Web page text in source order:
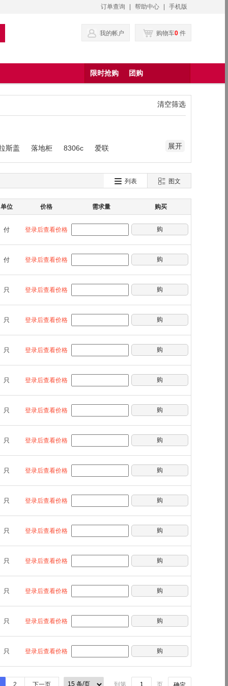
订单查询 帮助中心 手机版
购物车0 件
我的帐户
限时抢购 团购
清空筛选
斯盖 落地柜 8306c
爱联
展开
列表 图文
单位 价格 需求量 购买
付 登录后查看价格 购
付 登录后查看价格 购
只 登录后查看价格 购
只 登录后查看价格 购
只 登录后查看价格 购
只 登录后查看价格 购
只 登录后查看价格 购
只 登录后查看价格 购
只 登录后查看价格 购
只 登录后查看价格 购
只 登录后查看价格 购
只 登录后查看价格 购
只 登录后查看价格 购
只 登录后查看价格 购
只 登录后查看价格 购
2 下一页 到第 页